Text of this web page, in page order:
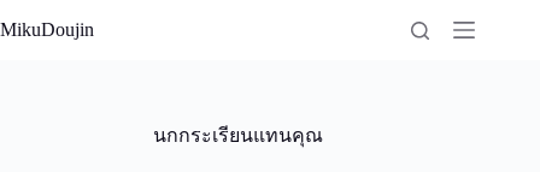
to
MikuDoujin
นกกระเรียนแทนคุณ